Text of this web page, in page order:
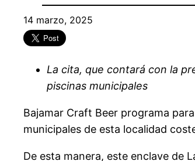
14 marzo, 2025
La cita, que contará con la
piscinas municipales
Bajamar Craft Beer programa
municipales de esta localidad
De esta manera, este enclave de